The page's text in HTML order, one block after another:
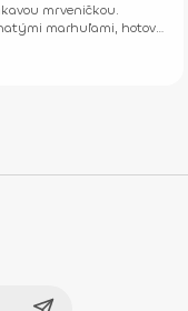
mrveničkou.
marhuľami, hotový